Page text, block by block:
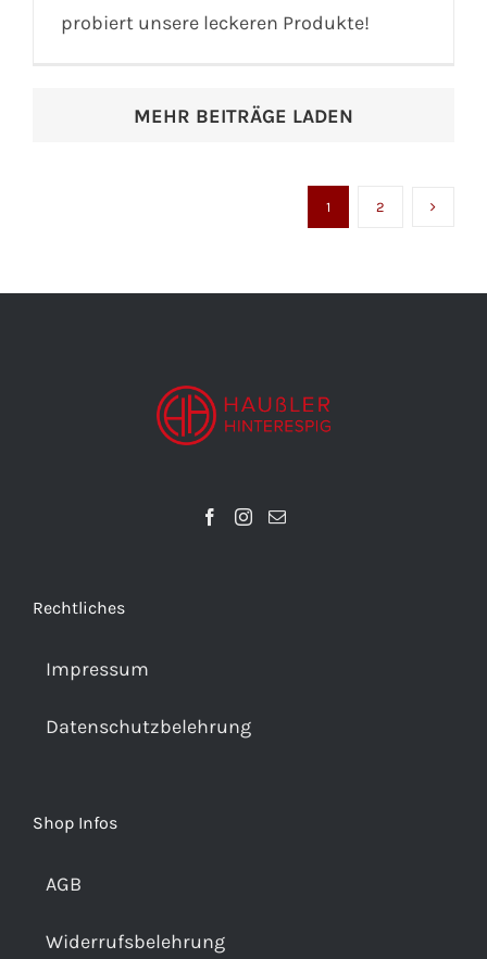
probiert unsere leckeren Produkte!
MEHR BEITRÄGE LADEN
1 2
Rechtliches
Impressum
Datenschutzbelehrung
Shop Infos
AGB
Widerrufsbelehrung